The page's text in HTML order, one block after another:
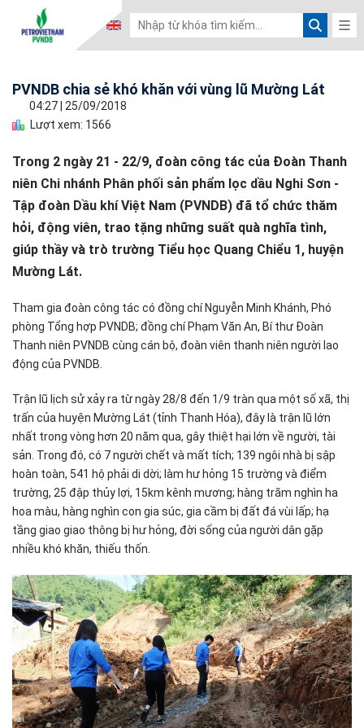
PVNDB chia sẻ khó khăn với vùng lũ Mường Lát
04:27
25/09/2018
Lượt xem: 1566
Trong 2 ngày 21 - 22/9, đoàn công tác của Đoàn Thanh
niên Chi nhánh Phân phối sản phẩm lọc dầu Nghi Sơn -
Tập đoàn Dầu khí Việt Nam (PVNDB) đã tổ chức thăm
hỏi, động viên, trao tặng những suất quà nghĩa tình,
giúp thầy và trò trường Tiểu học Quang Chiểu 1, huyện
Mường Lát.
Tham gia đoàn công tác có đồng chí Nguyễn Minh Khánh, Phó
phòng Tổng hợp PVNDB; đồng chí Phạm Văn An, Bí thư Đoàn
Thanh niên PVNDB cùng cán bộ, đoàn viên thanh niên người lao
động của PVNDB.
Trận lũ lịch sử xảy ra từ ngày 28/8 đến 1/9 tràn qua một số xã, thị
trấn của huyện Mường Lát (tỉnh Thanh Hóa), đây là trận lũ lớn
nhất trong vòng hơn 20 năm qua, gây thiệt hại lớn về người, tài
sản. Trong đó, có 7 người chết và mất tích; 139 ngôi nhà bị sập
hoàn toàn, 541 hộ phải di dời; làm hư hỏng 15 trường và điểm
trường, 25 đập thủy lợi, 15km kênh mương; hàng trăm nghìn ha
hoa màu, hàng nghìn con gia súc, gia cầm bị đất đá vùi lấp; hạ
tầng giao giao thông bị hư hỏng, đời sống của người dân gặp
nhiều khó khăn, thiếu thốn.